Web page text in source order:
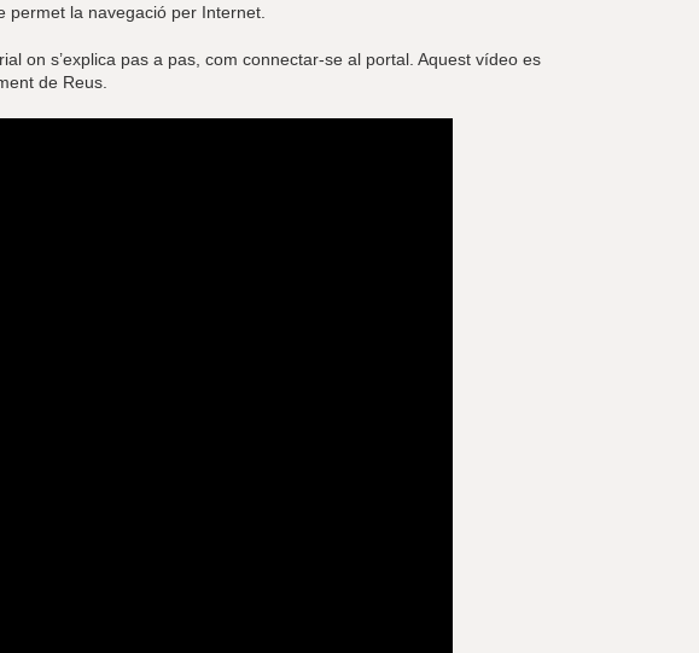
la navegació per Internet.
on s’explica pas a pas, com connectar-se al portal. Aquest vídeo es
de Reus.